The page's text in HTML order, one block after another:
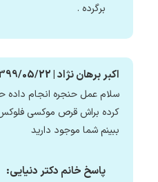
برگرده .
اکبر برهان نژاد | 1399/05/22
سلام عمل حنجره انجام داده
کرده براش قرص موکسی
ببینم شما موجود دارید
پاسخ خانم دکتر دنیایی: